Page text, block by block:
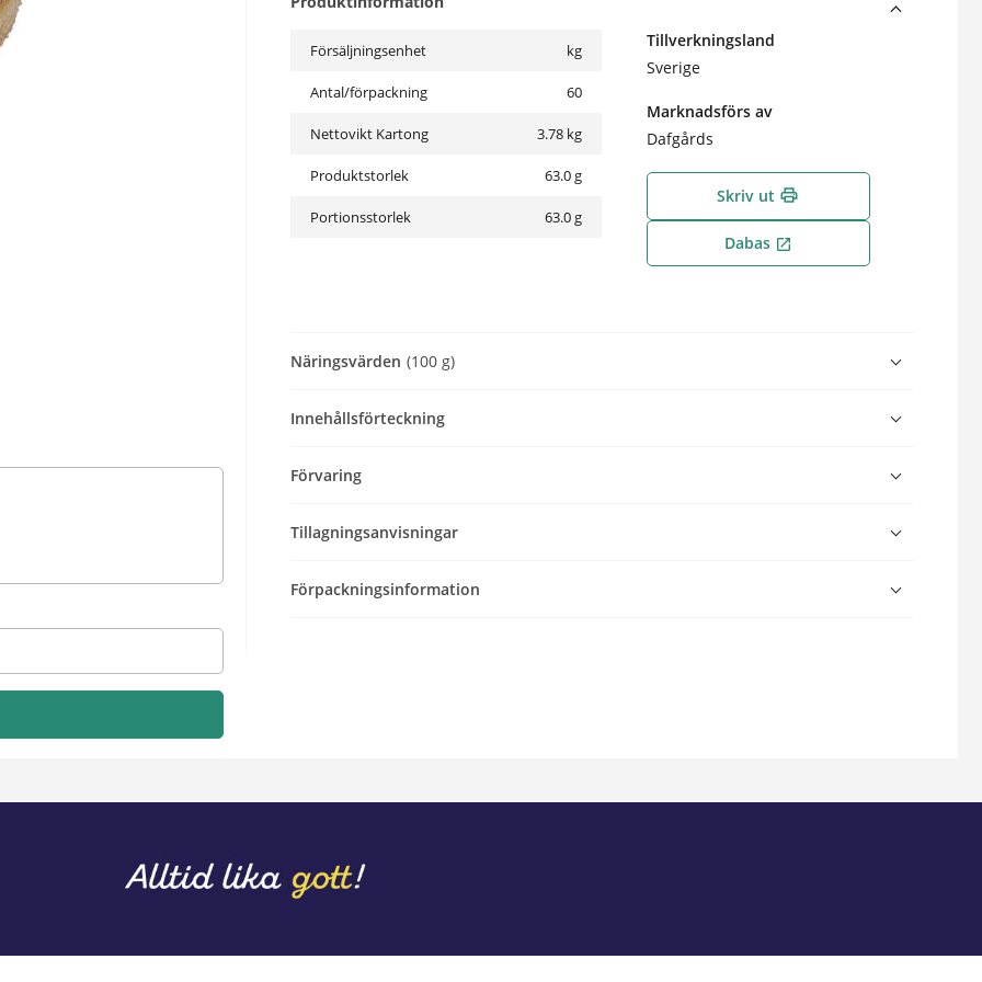
Försäljningsenhet kg
Antal/förpackning 60
Nettovikt Kartong 3.78 kg
Produktstorlek 63.0 g
Portionsstorlek 63.0 g
Tillverkningsland
Sverige
Marknadsförs av
Dafgårds
Skriv ut print
Dabas open_in_new
Näringsvärden (100 g)
Innehållsförteckning
Förvaring
Tillagningsanvisningar
Förpackningsinformation